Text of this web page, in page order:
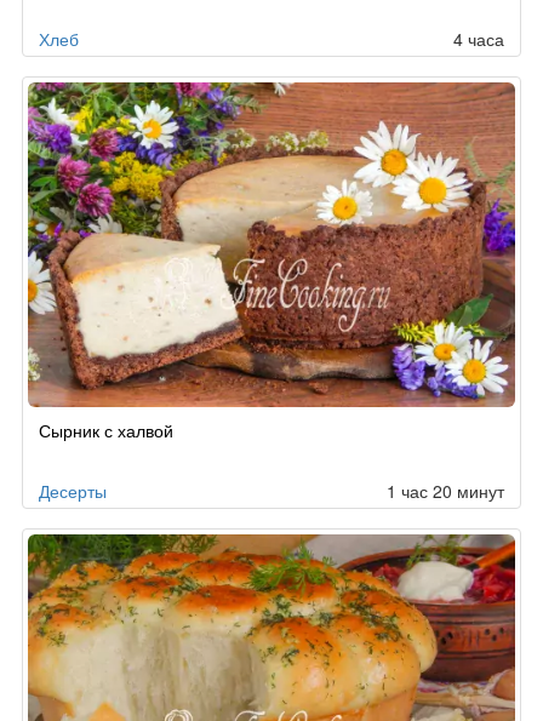
Хлеб 4 часа
Сырник с халвой
Десерты 1 час 20 минут